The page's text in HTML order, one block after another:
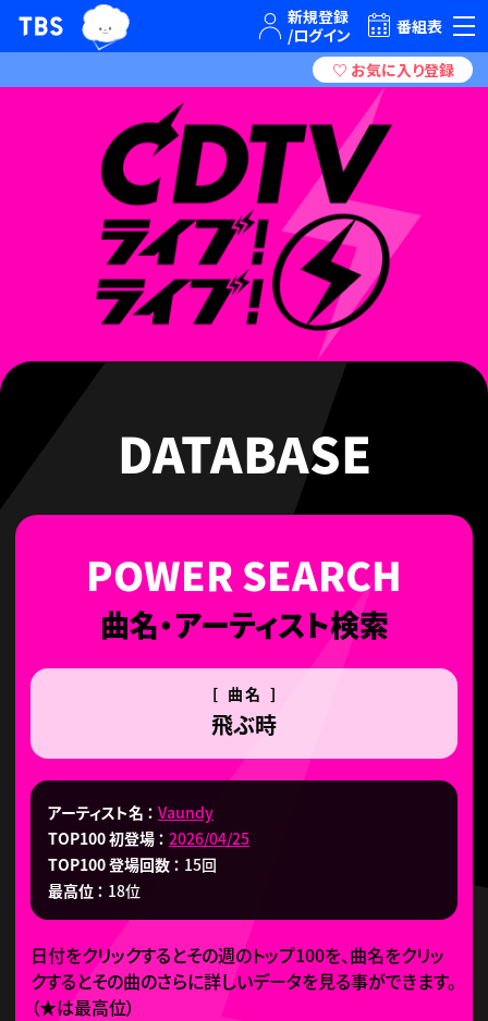
TBSテレビ｜ときめくときを。 番組表
DATABASE
曲名・アーティスト検索
[ 曲名 ]
飛ぶ時
アーティスト名
Vaundy
TOP100 初登場
2026/04/25
TOP100 登場回数
15回
最高位
18位
日付をクリックするとその週のトップ100を、曲名をクリッ
クするとその曲のさらに詳しいデータを見る事ができます。
（★は最高位）